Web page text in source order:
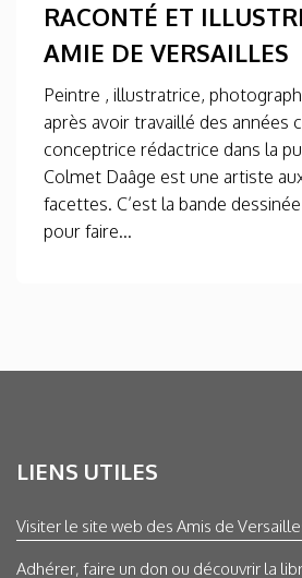
RACONTÉ ET
AMIE DE VERSAILLES
Peintre , illustratrice,
après avoir travaillé des années
conceptrice rédactrice dans la
Colmet Daâge est une artiste
facettes. C’est la bande
pour faire...
LIENS UTILES
Visiter le site web des Amis de
Adhérer, faire un don ou découvrir la